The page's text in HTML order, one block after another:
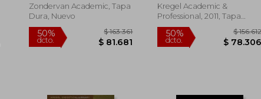
Zondervan Academic, Tapa
Dura, Nuevo
Kregel Academic &
Professional, 2011, Tapa
Dura, Nuevo